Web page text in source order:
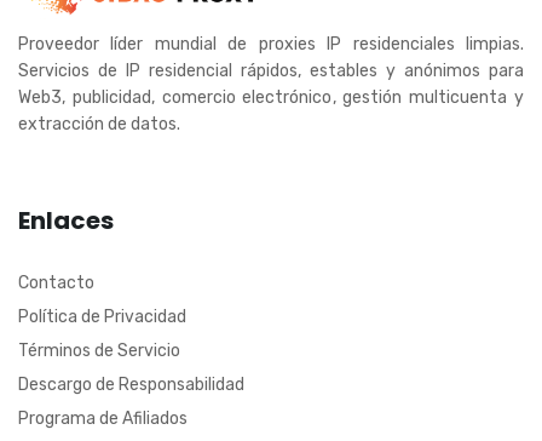
Proveedor líder mundial de proxies IP residenciales limpias.
Servicios de IP residencial rápidos, estables y anónimos para
Web3, publicidad, comercio electrónico, gestión multicuenta y
extracción de datos.
Enlaces
Contacto
Política de Privacidad
Términos de Servicio
Descargo de Responsabilidad
Programa de Afiliados